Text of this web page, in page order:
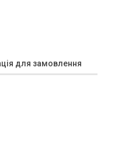
для замовлення